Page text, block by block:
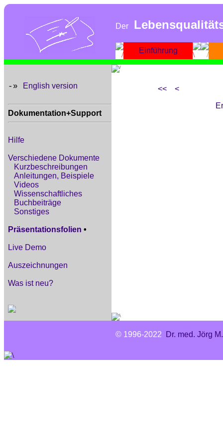
Der
Einführung
-» English version
Dokumentation+Support
Hilfe
Verschiedene Dokumente
Kurzbeschreibungen
Anleitungen, Beispiele
Videos
Wissenschaftliches
Buchbeiträge
Sonstiges
Präsentationsfolien •
Live Demo
Auszeichnungen
Was ist neu?
<<
<
© 1996-2022 Dr. med. Jörg